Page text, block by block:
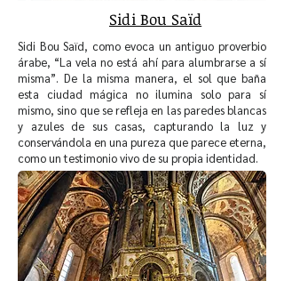
Sidi Bou Saïd
Sidi Bou Saïd, como evoca un antiguo proverbio
árabe, “La vela no está ahí para alumbrarse a sí
misma”. De la misma manera, el sol que baña
esta ciudad mágica no ilumina solo para sí
mismo, sino que se refleja en las paredes blancas
y azules de sus casas, capturando la luz y
conservándola en una pureza que parece eterna,
como un testimonio vivo de su propia identidad.